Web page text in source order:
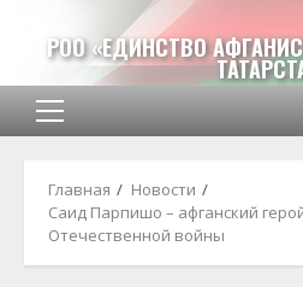
содержимому
РОО «ЕДИНСТВО
Основное
Главная
Новости
Саид Парпишо – афганский
Отечественной войны